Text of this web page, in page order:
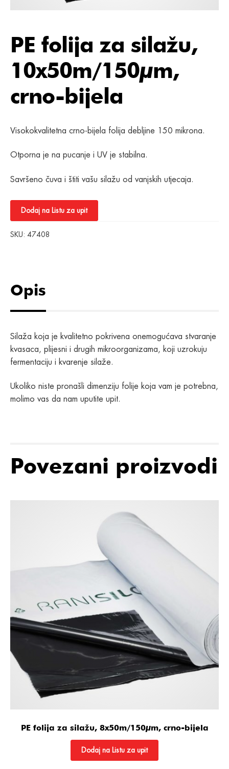
PE folija za silažu,
10x50m/150µm,
crno-bijela
Visokokvalitetna crno-bijela folija debljine 150 mikrona.
Otporna je na pucanje i UV je stabilna.
Savršeno čuva i štiti vašu silažu od vanjskih utjecaja.
Dodaj na Listu za upit
SKU: 47408
Opis
Silaža koja je kvalitetno pokrivena onemogućava stvaranje
kvasaca, plijesni i drugih mikroorganizama, koji uzrokuju
fermentaciju i kvarenje silaže.
Ukoliko niste pronašli dimenziju folije koja vam je potrebna,
molimo vas da nam uputite upit.
Povezani proizvodi
PE folija za silažu, 8x50m/150µm, crno-bijela
Dodaj na Listu za upit